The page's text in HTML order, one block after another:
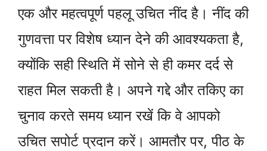
एक और महत्वपूर्ण पहलू उचित नींद है। नींद की
गुणवत्ता पर विशेष ध्यान देने की आवश्यकता है,
क्योंकि सही स्थिति में सोने से ही कमर दर्द से
राहत मिल सकती है। अपने गद्दे और तकिए का
चुनाव करते समय ध्यान रखें कि वे आपको
उचित सपोर्ट प्रदान करें। आमतौर पर, पीठ के